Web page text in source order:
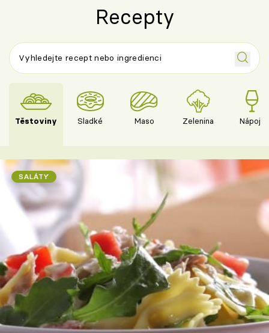
Recepty
Těstoviny Sladké Maso Zelenina Nápoje
SALÁTY